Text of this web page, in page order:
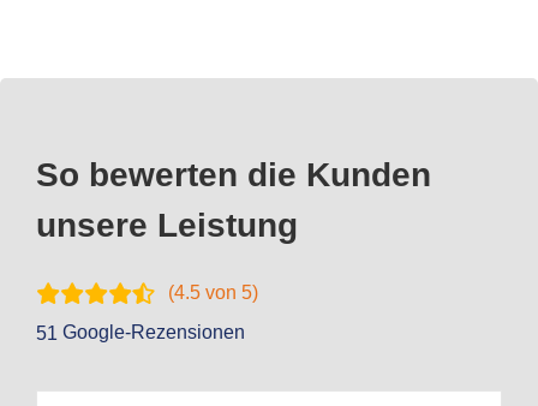
So bewerten die Kunden
unsere Leistung
(4.5 von 5)
51 Google-Rezensionen